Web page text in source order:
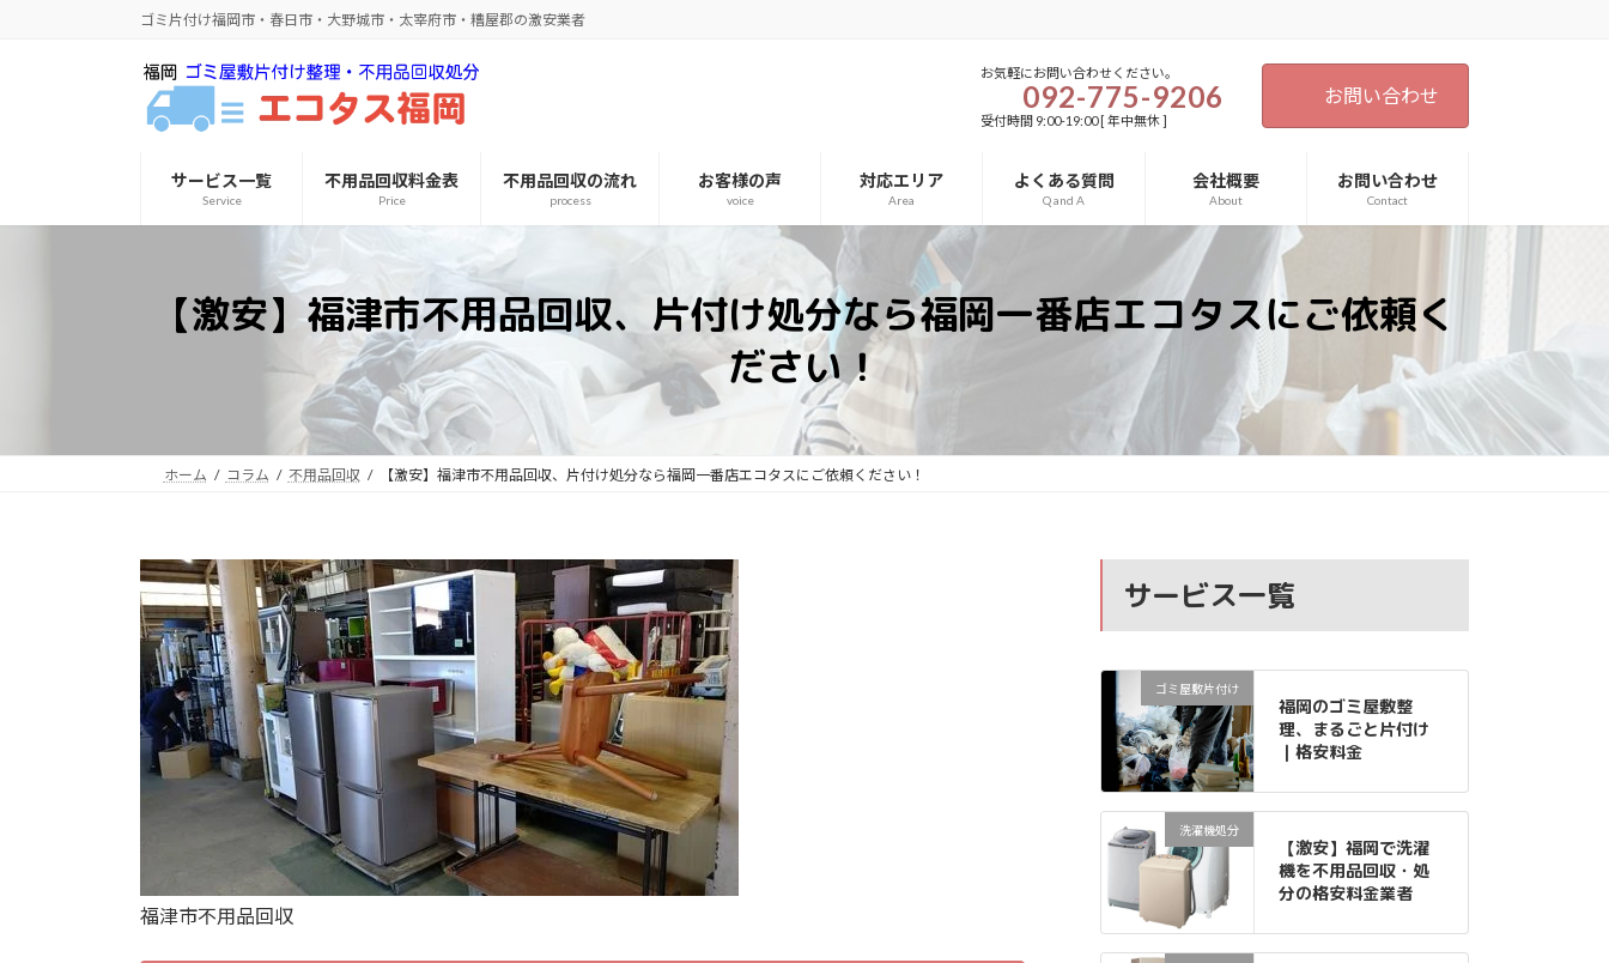
ゴミ片付け福岡市・春日市・大野城市・太宰府市・糟屋郡の激安業者
お気軽にお問い合わせください。
092-775-9206
受付時間 9:00-19:00 [ 年中無休 ]
お問い合わせ
サービス一覧
Service
不用品回収料金表
Price
不用品回収の流れ
process
お客様の声
voice
対応エリア
Area
よくある質問
Q and A
会社概要
About
お問い合わせ
Contact
【激安】福津市不用品回収、片付け処分なら福岡一番店エコタスにご依頼く
ださい！
ホーム コラム 不用品回収 【激安】福津市不用品回収、片付け処分なら福岡一番店エコタスにご依頼ください！
福津市不用品回収
サービス一覧
ゴミ屋敷片付け
福岡のゴミ屋敷整
理、まるごと片付け
｜格安料金
洗濯機処分
【激安】福岡で洗濯
機を不用品回収・処
分の格安料金業者